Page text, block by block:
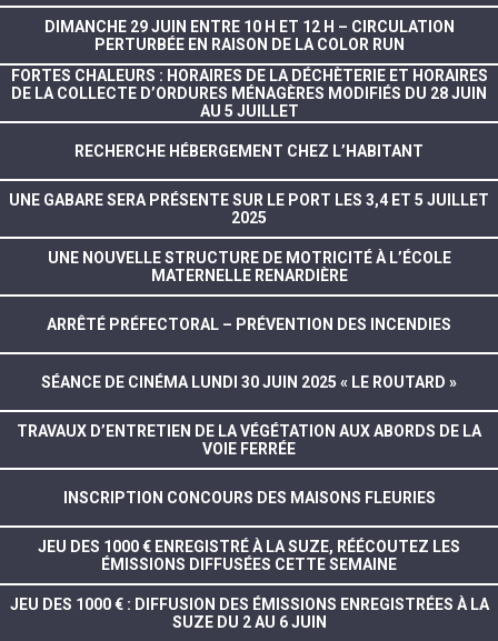
DIMANCHE 29 JUIN ENTRE 10 H ET 12 H – CIRCULATION
PERTURBÉE EN RAISON DE LA COLOR RUN
FORTES CHALEURS : HORAIRES DE LA DÉCHÈTERIE ET HORAIRES
DE LA COLLECTE D’ORDURES MÉNAGÈRES MODIFIÉS DU 28 JUIN
AU 5 JUILLET
RECHERCHE HÉBERGEMENT CHEZ L’HABITANT
UNE GABARE SERA PRÉSENTE SUR LE PORT LES 3,4 ET 5 JUILLET
2025
UNE NOUVELLE STRUCTURE DE MOTRICITÉ À L’ÉCOLE
MATERNELLE RENARDIÈRE
ARRÊTÉ PRÉFECTORAL – PRÉVENTION DES INCENDIES
SÉANCE DE CINÉMA LUNDI 30 JUIN 2025 « LE ROUTARD »
TRAVAUX D’ENTRETIEN DE LA VÉGÉTATION AUX ABORDS DE LA
VOIE FERRÉE
INSCRIPTION CONCOURS DES MAISONS FLEURIES
JEU DES 1000 € ENREGISTRÉ À LA SUZE, RÉÉCOUTEZ LES
ÉMISSIONS DIFFUSÉES CETTE SEMAINE
JEU DES 1000 € : DIFFUSION DES ÉMISSIONS ENREGISTRÉES À LA
SUZE DU 2 AU 6 JUIN